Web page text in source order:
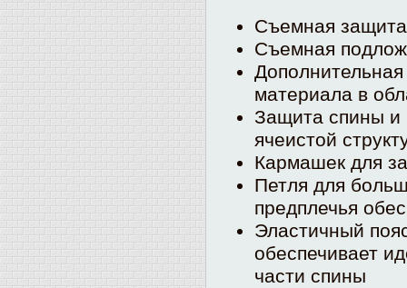
Съемная
Съемная
материала в
Защита спины
ячеистой
Кармашек для
Петля для
предплечья
Эластичный
обеспечивает
части спины